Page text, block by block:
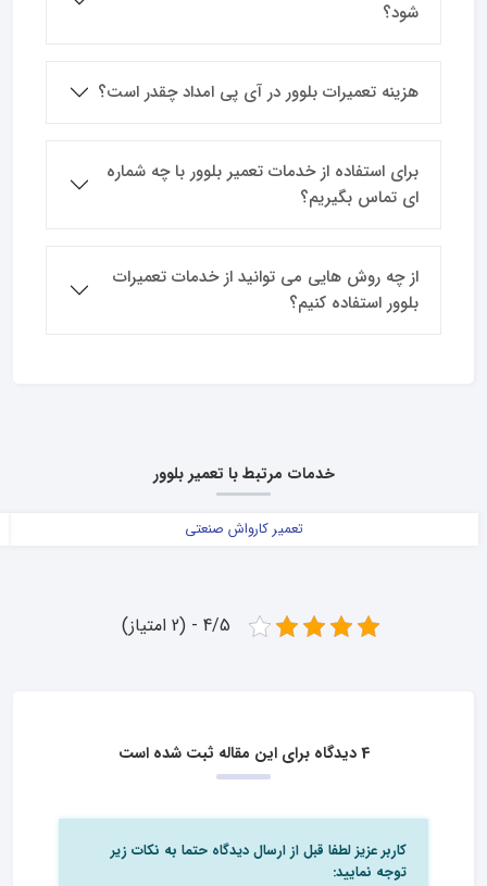
شود؟
هزینه تعمیرات بلوور در آی پی امداد چقدر است؟
برای استفاده از خدمات تعمیر بلوور با چه شماره
ای تماس بگیریم؟
از چه روش هایی می توانید از خدمات تعمیرات
بلوور استفاده کنیم؟
خدمات مرتبط با تعمیر بلوور
تعمیر کارواش صنعتی
4/5 - (2 امتیاز)
4 دیدگاه برای این مقاله ثبت شده است
کاربر عزیز لطفا قبل از ارسال دیدگاه حتما به نکات زیر
توجه نمایید: